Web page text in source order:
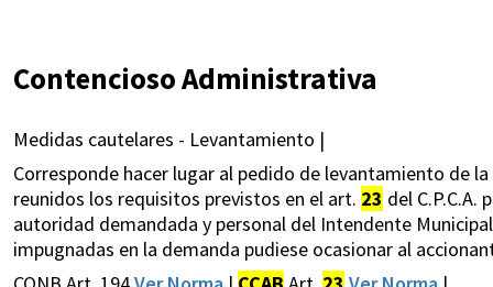
Contencioso Administrativa
Medidas cautelares - Levantamiento |
Corresponde hacer lugar al pedido de levantamiento de
reunidos los requisitos previstos en el art. 23 del
autoridad demandada y personal del Intendente
impugnadas en la demanda pudiese ocasionar al